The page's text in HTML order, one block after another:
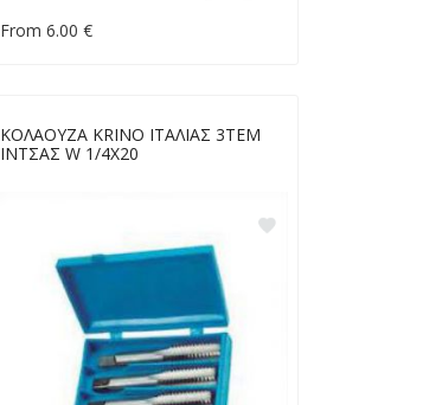
From 6.00 €
ΚΟΛΑΟΥΖΑ KRINO ΙΤΑΛΙΑΣ 3ΤΕΜ
ΙΝΤΣΑΣ W 1/4X20